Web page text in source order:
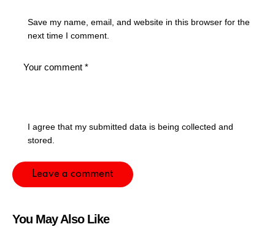
Save my name, email, and website in this browser for the
next time I comment.
I agree that my submitted data is being collected and
stored.
You May Also Like